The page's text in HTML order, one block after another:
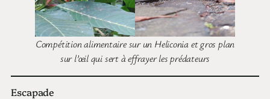
Compétition alimentaire sur un Heliconia et gros plan
sur l’œil qui sert à effrayer les prédateurs
Escapade